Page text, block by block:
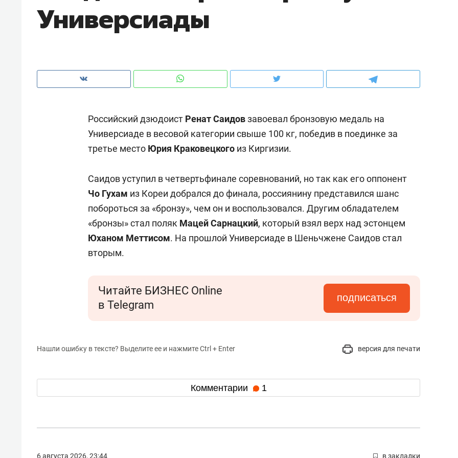
Универсиады
Российский дзюдоист Ренат Саидовзавоевал бронзовую медаль на
Универсиаде в весовой категории свыше 100 кг, победив в поединке за
третье место Юрия Краковецкого из Киргизии.
Саидов уступил в четвертьфинале соревнований, но так как его оппонент
Чо Гухам из Кореи добрался до финала, россиянину представился шанс
побороться за «бронзу», чем он и воспользовался. Другим обладателем
«бронзы» стал поляк Мацей Сарнацкий, который взял верх над эстонцем
Юханом Меттисом. На прошлой Универсиаде в Шеньчжене Саидов стал
вторым.
Читайте БИЗНЕС Online
в Telegram
подписаться
Нашли ошибку в тексте? Выделите ее и нажмите Ctrl + Enter версия для печати
Комментарии 1
6 августа 2026, 23:44 в закладки
чем интересен Оман?
Падел, фитнес, танцы и даже
ниндзя-зал: как ТРЦ «Франт»
стал Меккой для любителей
Рекомендуем
Психотерапевт «Фороса»:
«Директорский невроз» –
когда человек не считает
свою сверхнагрузку
Наседкина: «Ремонт
с мебелью за 2
для меня это